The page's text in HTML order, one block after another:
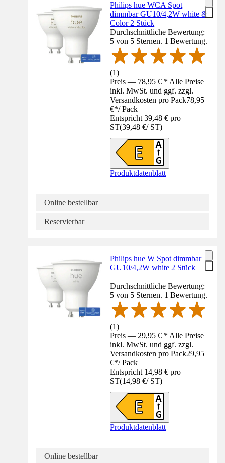
Philips hue WCA Spot
dimmbar GU10/4,2W white &
Color 2 Stück
Durchschnittliche Bewertung:
5 von 5 Sternen. 1 Bewertung.
(1)
Preis — 78,95 € * Alle Preise
inkl. MwSt. und ggf. zzgl.
Versandkosten pro Pack78,95
€*/ Pack
Entspricht 39,48 € pro
ST(39,48 €/ ST)
Produktdatenblatt
Online bestellbar
Reservierbar
Philips hue W Spot dimmbar
GU10/4,2W white 2 Stück
Durchschnittliche Bewertung:
5 von 5 Sternen. 1 Bewertung.
(1)
Preis — 29,95 € * Alle Preise
inkl. MwSt. und ggf. zzgl.
Versandkosten pro Pack29,95
€*/ Pack
Entspricht 14,98 € pro
ST(14,98 €/ ST)
Produktdatenblatt
Online bestellbar